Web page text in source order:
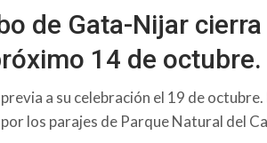
de Gata-Nijar cierra
14 de octubre.
a su celebración el 19 de
los parajes de Parque Natural del